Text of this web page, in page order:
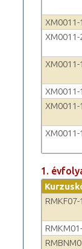
XM0011-
XM0011-
XM0011-1
XM0011-
XM0011-
XM0011-
1.
RMKF07-1